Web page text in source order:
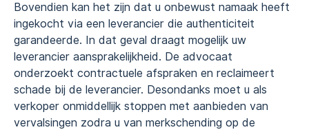
Bovendien kan het zijn dat u onbewust namaak heeft
ingekocht via een leverancier die authenticiteit
garandeerde. In dat geval draagt mogelijk uw
leverancier aansprakelijkheid. De advocaat
onderzoekt contractuele afspraken en reclaimeert
schade bij de leverancier. Desondanks moet u als
verkoper onmiddellijk stoppen met aanbieden van
vervalsingen zodra u van merkschending op de